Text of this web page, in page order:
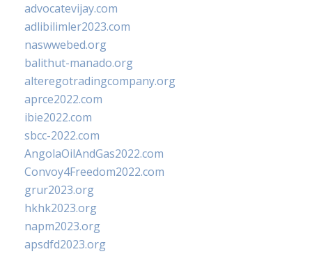
advocatevijay.com
adlibilimler2023.com
naswwebed.org
balithut-manado.org
alteregotradingcompany.org
aprce2022.com
ibie2022.com
sbcc-2022.com
AngolaOilAndGas2022.com
Convoy4Freedom2022.com
grur2023.org
hkhk2023.org
napm2023.org
apsdfd2023.org